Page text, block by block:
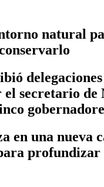
natural
el secretario de
en una nueva
profundizar